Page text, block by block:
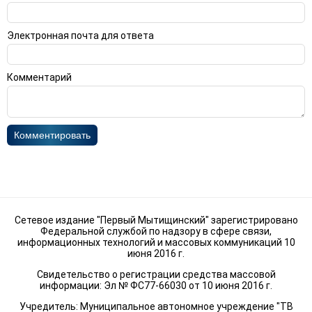
Электронная почта для ответа
Комментарий
Комментировать
Сетевое издание "Первый Мытищинский" зарегистрировано
Федеральной службой по надзору в сфере связи,
информационных технологий и массовых коммуникаций 10
июня 2016 г.
Свидетельство о регистрации средства массовой
информации: Эл № ФС77-66030 от 10 июня 2016 г.
Учредитель: Муниципальное автономное учреждение "ТВ